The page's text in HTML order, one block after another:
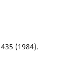
(1984).